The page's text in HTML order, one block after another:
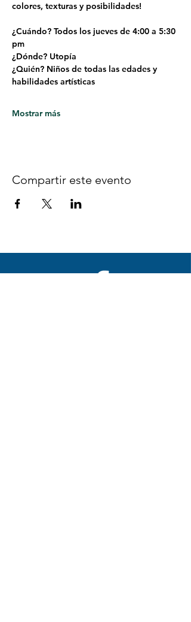
colores, texturas y posibilidades!
¿Cuándo? Todos los jueves de 4:00 a 5:30
pm
¿Dónde? Utopía
¿Quién? Niños de todas las edades y
habilidades artísticas
Mostrar más
Compartir este evento